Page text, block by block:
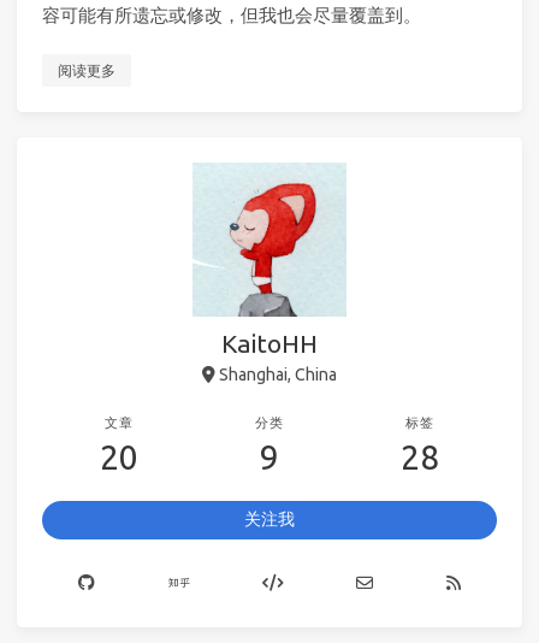
容可能有所遗忘或修改，但我也会尽量覆盖到。
阅读更多
KaitoHH
Shanghai, China
文章
20
分类
9
标签
28
关注我